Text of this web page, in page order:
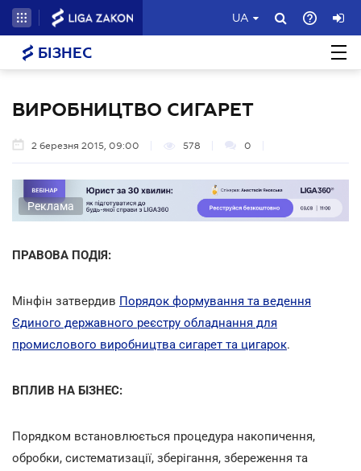
UA
БІЗНЕС
ВИРОБНИЦТВО СИГАРЕТ
2 березня 2015, 09:00 578 0
Реклама
ПРАВОВА ПОДІЯ:
Мінфін затвердив Порядок формування та ведення
Єдиного державного реєстру обладнання для
промислового виробництва сигарет та цигарок.
ВПЛИВ НА БІЗНЕС:
Порядком встановлюється процедура накопичення,
обробки, систематизації, зберігання, збереження та